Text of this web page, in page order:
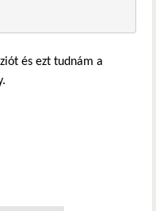
és ezt tudnám a